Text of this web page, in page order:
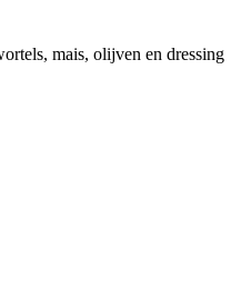
mais, olijven en dressing